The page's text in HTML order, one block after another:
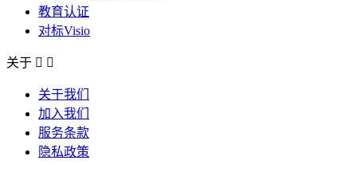
教育认证
对标Visio
关于  
关于我们
加入我们
服务条款
隐私政策